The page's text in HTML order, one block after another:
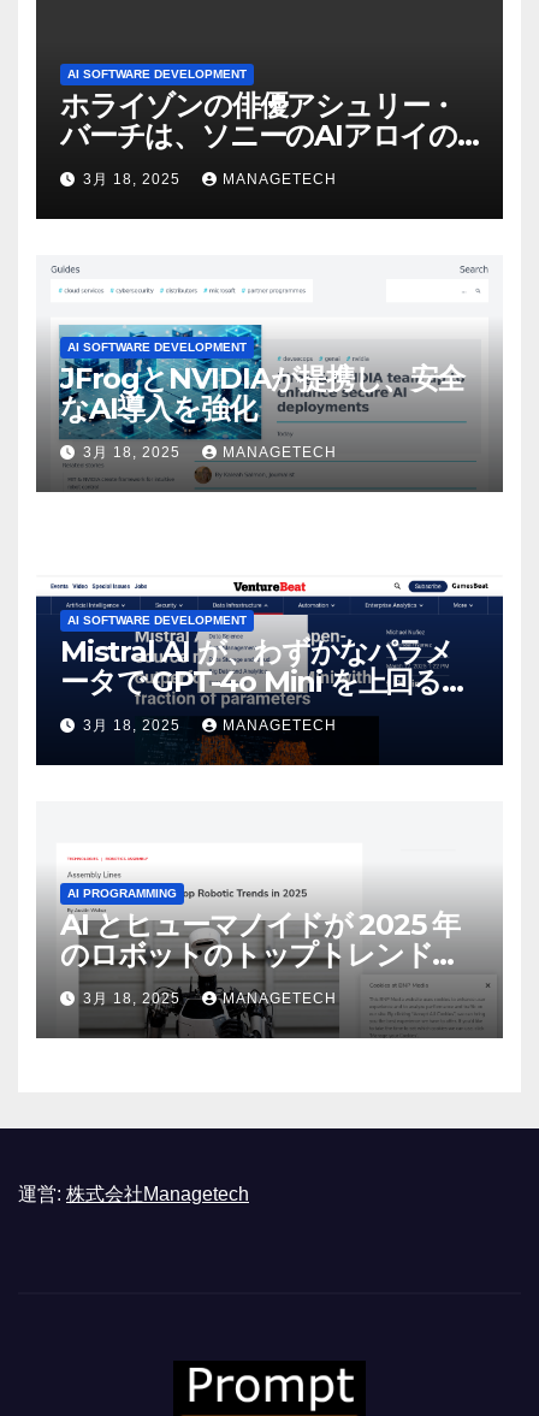
AI SOFTWARE DEVELOPMENT
ホライゾンの俳優アシュリー・
バーチは、ソニーのAIアロイの
ビデオを見て「ゲームパフォー
マンスという芸術形式に不安を
感じた」と語る – IGN
3月 18, 2025 MANAGETECH
AI SOFTWARE DEVELOPMENT
JFrogとNVIDIAが提携し、安全
なAI導入を強化
3月 18, 2025 MANAGETECH
AI SOFTWARE DEVELOPMENT
Mistral AI が、わずかなパラメ
ータで GPT-4o Mini を上回る新
しいオープンソース モデルをリ
リース | VentureBeat
3月 18, 2025 MANAGETECH
AI PROGRAMMING
AI とヒューマノイドが 2025 年
のロボットのトップトレンドに |
ASSEMBLY
3月 18, 2025 MANAGETECH
運営: 株式会社Managetech